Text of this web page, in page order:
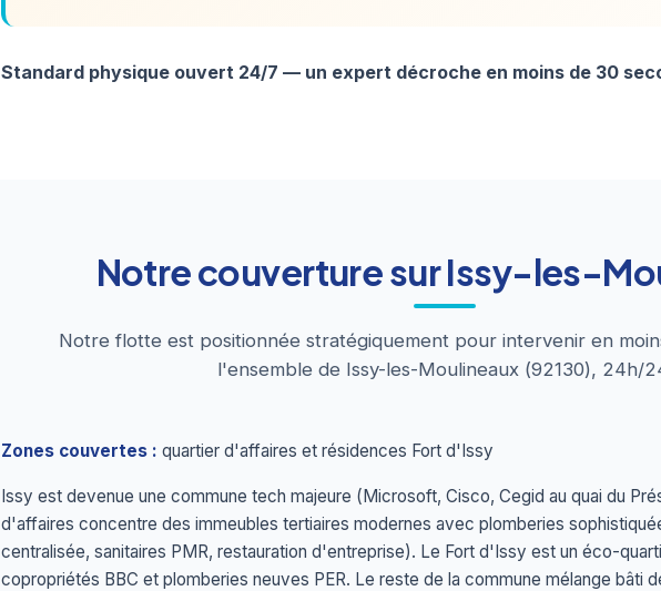
Standard physique ouvert 24/7 — un expert décroche en moins de 30
Notre couverture sur Issy-les-
Notre flotte est positionnée stratégiquement pour intervenir en
l'ensemble de Issy-les-Moulineaux (92130), 24h/
Zones couvertes : quartier d'affaires et résidences Fort d'Issy
Issy est devenue une commune tech majeure (Microsoft, Cisco, Cegid au quai du
d'affaires concentre des immeubles tertiaires modernes avec plomberies
centralisée, sanitaires PMR, restauration d'entreprise). Le Fort d'Issy est un éco-
copropriétés BBC et plomberies neuves PER. Le reste de la commune mélange bâti